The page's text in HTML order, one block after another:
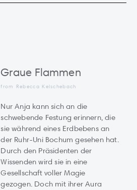
Graue Flammen
from Rebecca Kelschebach
Nur Anja kann sich an die
schwebende Festung erinnern, die
sie während eines Erdbebens an
der Ruhr-Uni Bochum gesehen hat.
Durch den Präsidenten der
Wissenden wird sie in eine
Gesellschaft voller Magie
gezogen. Doch mit ihrer Aura